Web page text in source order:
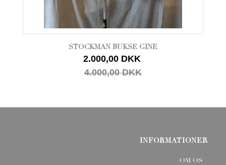
STOCKMAN BUKSE GINE
2.000,00 DKK
4.000,00 DKK
INFORMATIONER
OM OS